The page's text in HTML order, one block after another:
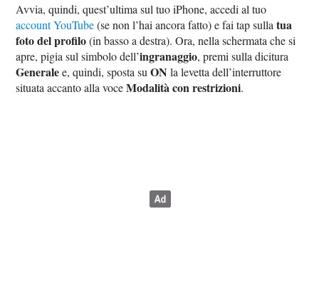
Avvia, quindi, quest’ultima sul tuo iPhone, accedi al tuo
account YouTube(se non l’hai ancora fatto) e fai tap sullatua
foto del profilo(in basso a destra). Ora, nella schermata che si
apre, pigia sul simbolo dell’ingranaggio, premi sulla dicitura
Generalee, quindi, sposta suON la levetta dell’interruttore
situata accanto alla voceModalità con restrizioni.